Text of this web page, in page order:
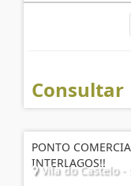
Consultar
PONTO
INTERLAGOS!!
Vila do Castelo -